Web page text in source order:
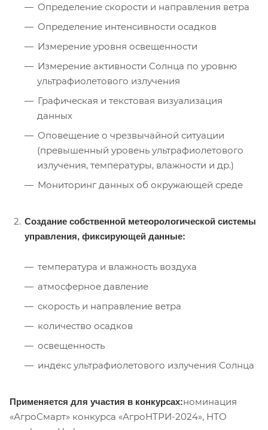
Определение скорости и направления ветра
Определение интенсивности осадков
Измерение уровня освещенности
Измерение активности Солнца по уровню
ультрафиолетового излучения
Графическая и текстовая визуализация
данных
Оповещение о чрезвычайной ситуации
(превышенный уровень ультрафиолетового
излучения, температуры, влажности и др.)
Мониторинг данных об окружающей среде
Создание собственной метеорологической системы
управления, фиксирующей данные:
температура и влажность воздуха
атмосферное давление
скорость и направление ветра
количество осадков
освещенность
индекс ультрафиолетового излучения Солнца
Применяется для участия в конкурсах:номинация
«АгроСмарт» конкурса «АгроНТРИ-2024», НТО